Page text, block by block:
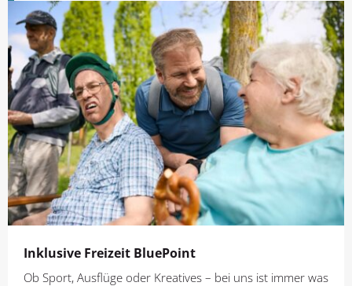
Inklusive Freizeit BluePoint
Ob Sport, Ausflüge oder Kreatives – bei uns ist immer was